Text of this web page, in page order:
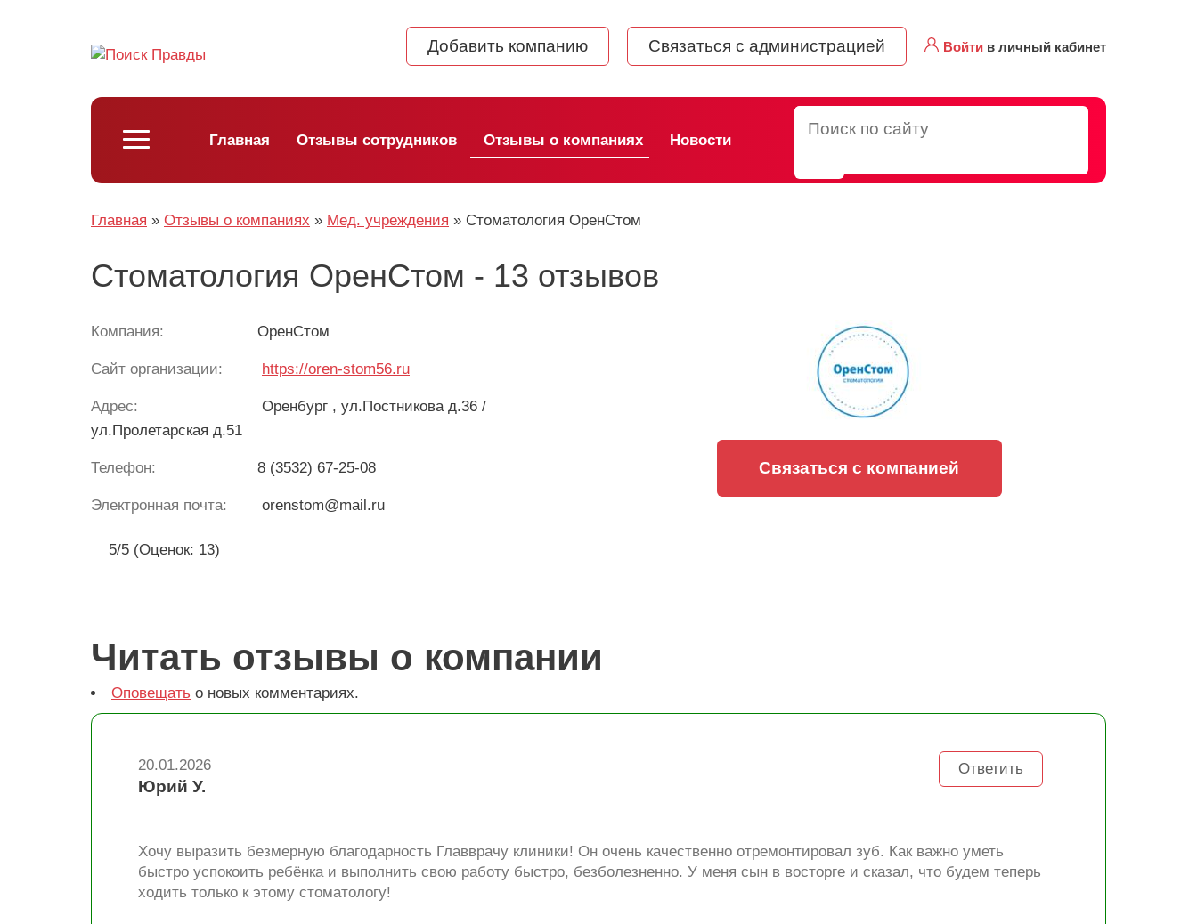
Добавить компанию Связаться с администрацией Войти в личный кабинет
Главная Отзывы сотрудников Отзывы о компаниях Новости
Главная » Отзывы о компаниях » Мед. учреждения » Стоматология ОренСтом
Стоматология ОренСтом - 13 отзывов
Компания: ОренСтом
Сайт организации: https://oren-stom56.ru
Адрес: Оренбург , ул.Постникова д.36 /
ул.Пролетарская д.51
Телефон: 8 (3532) 67-25-08
Электронная почта: orenstom@mail.ru
5/5 (Оценок: 13)
Связаться с компанией
Читать отзывы о компании
Оповещать о новых комментариях.
Ответить
20.01.2026
Юрий У.
Хочу выразить безмерную благодарность Главврачу клиники! Он очень качественно отремонтировал зуб. Как важно уметь
быстро успокоить ребёнка и выполнить свою работу быстро, безболезненно. У меня сын в восторге и сказал, что будем теперь
ходить только к этому стоматологу!